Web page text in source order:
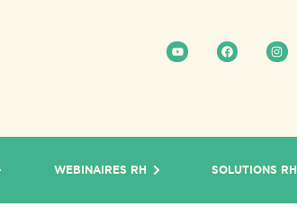
WEBINAIRES RH SOLUTIONS RH